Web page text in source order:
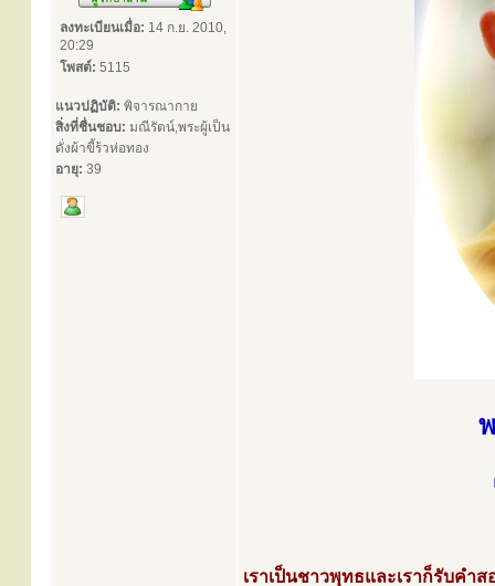
ลงทะเบียนเมื่อ: 14 ก.ย. 2010,
20:29
โพสต์: 5115
แนวปฏิบัติ: พิจารณากาย
สิ่งที่ชื่นชอบ: มณีรัตน์,พระผู้เป็น
ดั่งผ้าขี้ร้วห่อทอง
อายุ: 39
เราเป็นชาวพุทธและเราก็รับคำ